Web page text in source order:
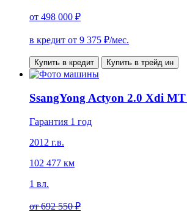
от 498 000 ₽
в кредит от 9 375 ₽/мес.
Купить в кредит Купить в трейд ин
SsangYong Actyon 2.0 Xdi
Гарантия 1 год
2012 г.в.
102 477 км
1 вл.
от692 550 ₽